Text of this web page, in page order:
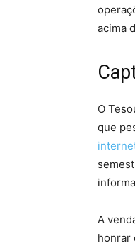
acima
O
que
A
honrar